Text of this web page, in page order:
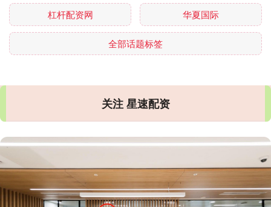
杠杆配资网 华夏国际
全部话题标签
关注 星速配资